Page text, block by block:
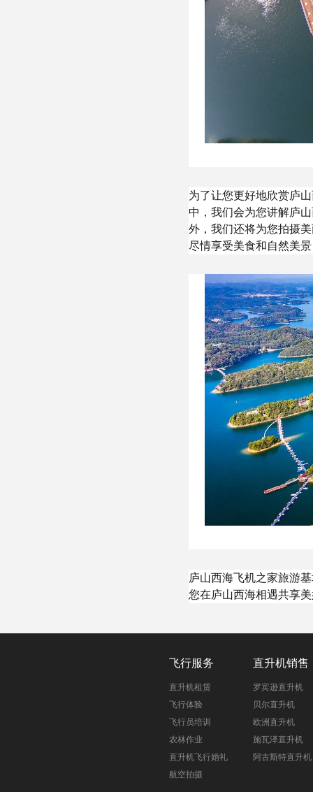
为了让您更好地欣赏庐
中，我们会为您讲解庐
外，我们还将为您拍摄
尽情享受美食和自然美
庐山西海飞机之家旅游
您在庐山西海相遇共享
飞行服务
直升机租赁
飞行体验
飞行员培训
农林作业
直升机飞行婚礼
航空拍摄
直升机销售
罗宾逊直升机
贝尔直升机
欧洲直升机
施瓦泽直升机
阿古斯特直升机